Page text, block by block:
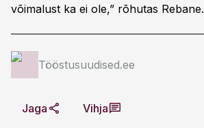
võimalust ka ei ole,” rõhutas Rebane.
Tööstusuudised.ee
Jaga Vihja